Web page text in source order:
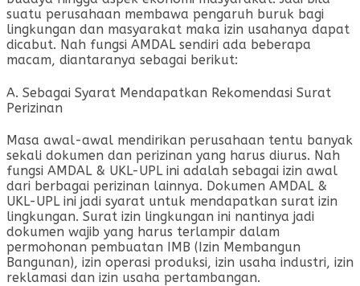
suatu perusahaan membawa pengaruh buruk bagi
lingkungan dan masyarakat maka izin usahanya dapat
dicabut. Nah fungsi AMDAL sendiri ada beberapa
macam, diantaranya sebagai berikut:
A. Sebagai Syarat Mendapatkan Rekomendasi Surat
Perizinan
Masa awal-awal mendirikan perusahaan tentu banyak
sekali dokumen dan perizinan yang harus diurus. Nah
fungsi AMDAL & UKL-UPL ini adalah sebagai izin awal
dari berbagai perizinan lainnya. Dokumen AMDAL &
UKL-UPL ini jadi syarat untuk mendapatkan surat izin
lingkungan. Surat izin lingkungan ini nantinya jadi
dokumen wajib yang harus terlampir dalam
permohonan pembuatan IMB (Izin Membangun
Bangunan), izin operasi produksi, izin usaha industri, izin
reklamasi dan izin usaha pertambangan.